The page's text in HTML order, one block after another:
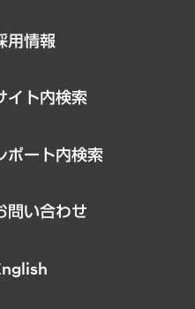
用情報
イト内検索
ポート内検索
問い合わせ